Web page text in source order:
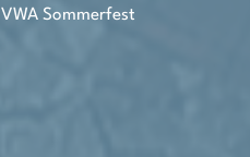
VWA Sommerfest